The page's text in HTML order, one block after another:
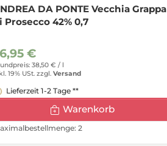
DA PONTE Vecchia Grappa
Prosecco 42% 0,7
€
38,50 € / l
19% USt. zzgl. Versand
Lieferzeit 1-2 Tage **
Warenkorb
2